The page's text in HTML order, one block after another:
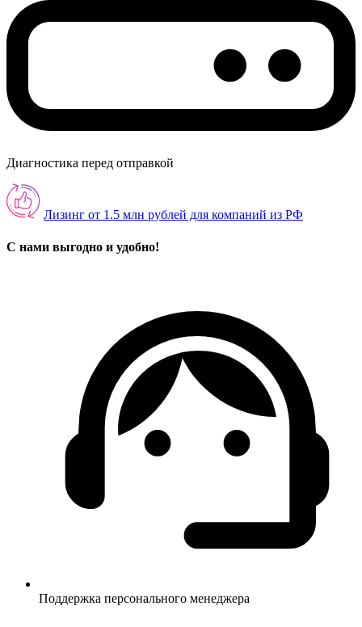
Диагностика перед отправкой
Лизинг от 1.5 млн рублей для компаний из РФ
С нами выгодно и удобно!
Поддержка персонального менеджера